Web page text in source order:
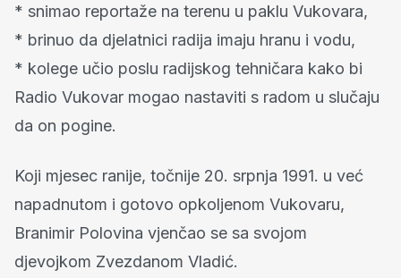
* snimao reportaže na terenu u paklu Vukovara,
* brinuo da djelatnici radija imaju hranu i vodu,
* kolege učio poslu radijskog tehničara kako bi
Radio Vukovar mogao nastaviti s radom u slučaju
da on pogine.
Koji mjesec ranije, točnije 20. srpnja 1991. u već
napadnutom i gotovo opkoljenom Vukovaru,
Branimir Polovina vjenčao se sa svojom
djevojkom Zvezdanom Vladić.